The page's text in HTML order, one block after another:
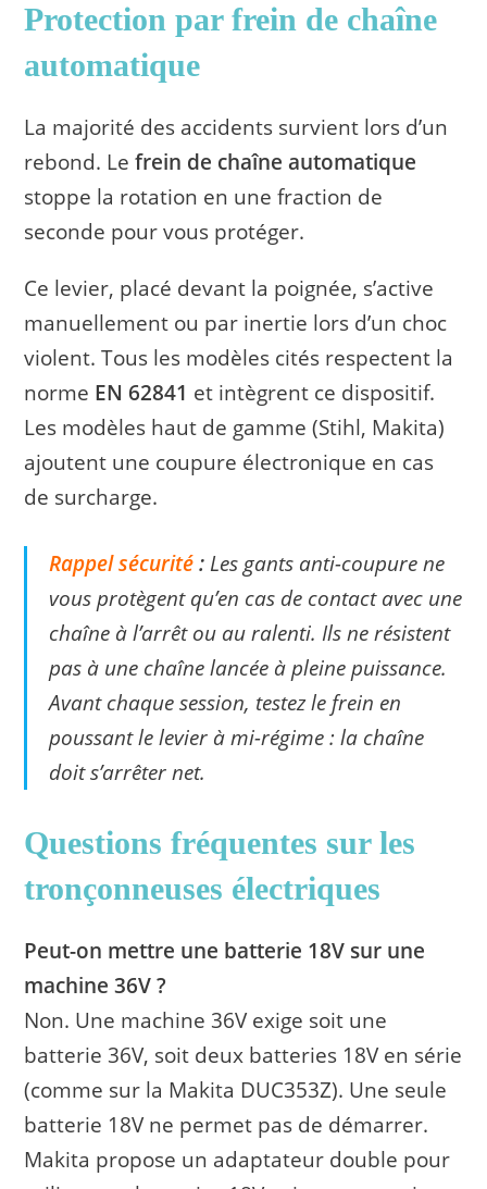
Protection par frein de chaîne
automatique
La majorité des accidents survient lors d’un
rebond. Lefrein de chaîne automatique
stoppe la rotation en une fraction de
seconde pour vous protéger.
Ce levier, placé devant la poignée, s’active
manuellement ou par inertie lors d’un choc
violent. Tous les modèles cités respectent la
norme EN 62841 et intègrent ce dispositif.
Les modèles haut de gamme (Stihl, Makita)
ajoutent une coupure électronique en cas
de surcharge.
Rappel sécurité: Les gants anti-coupure ne
vous protègent qu’en cas de contact avec une
chaîne à l’arrêt ou au ralenti. Ils ne résistent
pas à une chaîne lancée à pleine puissance.
Avant chaque session, testez le frein en
poussant le levier à mi-régime : la chaîne
doit s’arrêter net.
Questions fréquentes sur les
tronçonneuses électriques
Peut-on mettre une batterie 18V sur une
machine 36V ?
Non. Une machine 36V exige soit une
batterie 36V, soit deux batteries 18V en série
(comme sur la Makita DUC353Z). Une seule
batterie 18V ne permet pas de démarrer.
Makita propose un adaptateur double pour